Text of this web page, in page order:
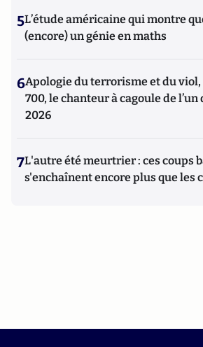
5L’étude américaine qui montre
(encore) un génie en maths
6Apologie du terrorisme et du
700, le chanteur à cagoule de l’un
2026
7L'autre été meurtrier : ces coups
s'enchaînent encore plus que les